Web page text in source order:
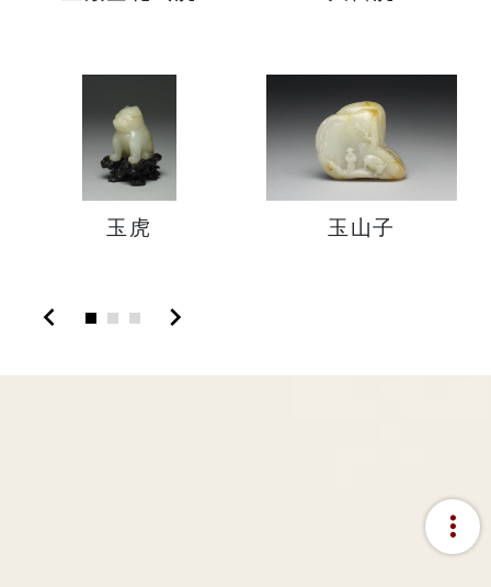
玉虎 玉山子
chevron_left chevron_right
more_vert